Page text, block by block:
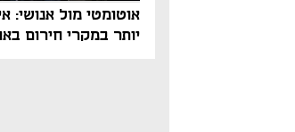
אוטומטי מול אנושי:
יותר במקרי חירום